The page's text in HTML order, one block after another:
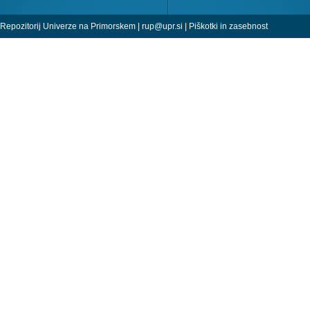
Repozitorij Univerze na Primorskem | rup@upr.si | Piškotki in zasebnost